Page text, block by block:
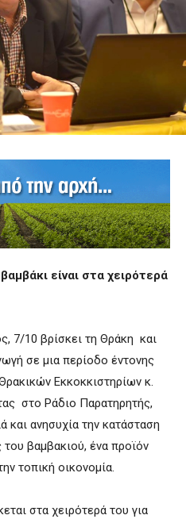
είναι στα χειρότερά
7/10 βρίσκει τη Θράκη και
σε μια περίοδο έντονης
Εκκοκκιστηρίων κ.
στο Ράδιο Παρατηρητής,
και ανησυχία την κατάσταση
βαμβακιού, ένα προϊόν
τοπική οικονομία.
στα χειρότερά του για